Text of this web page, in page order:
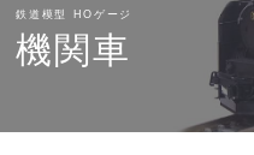
鉄道模型 HOゲージ
機関車